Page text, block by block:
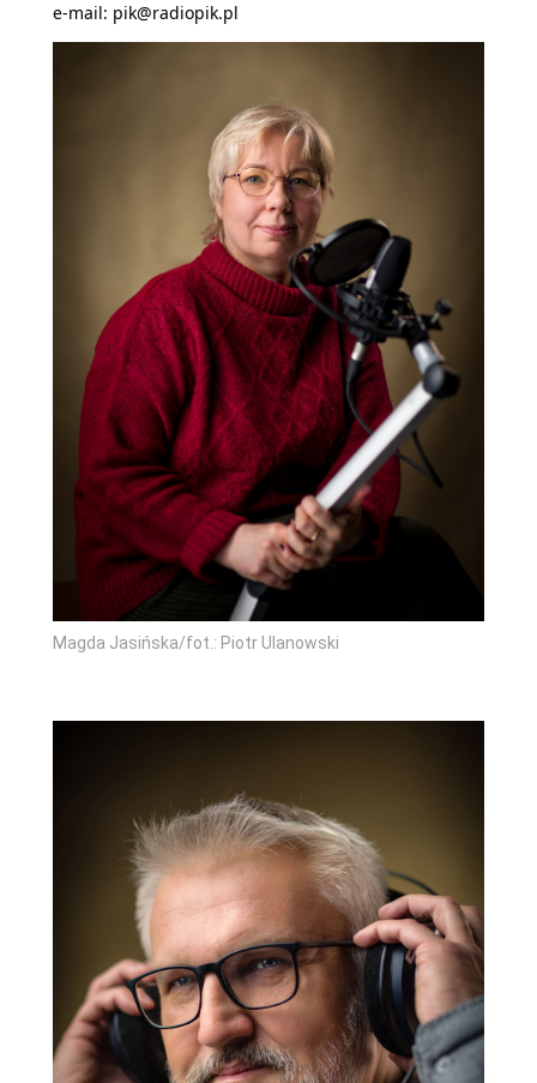
e-mail: pik@radiopik.pl
Magda Jasińska/fot.: Piotr Ulanowski